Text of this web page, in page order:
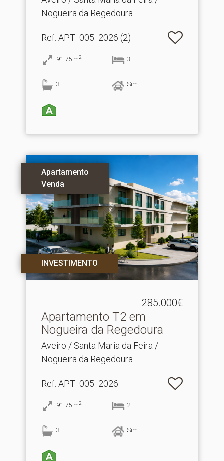
Nogueira da Regedoura
Ref: APT_005_2026 (2)
91.75 m2 3
3 Sim
Apartamento
Venda
INVESTIMENTO
285.000€
Apartamento T2 em
Nogueira da Regedoura
Aveiro / Santa Maria da Feira /
Nogueira da Regedoura
Ref: APT_005_2026
91.75 m2 2
3 Sim